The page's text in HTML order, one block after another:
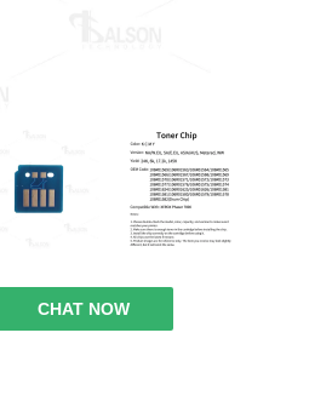
CHAT NOW